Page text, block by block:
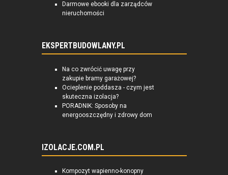
Darmowe ebooki dla zarządców
nieruchomości
EKSPERTBUDOWLANY.PL
Na co zwrócić uwagę przy
zakupie bramy garażowej?
Ocieplenie poddasza - czym jest
skuteczna izolacja?
PORADNIK: Sposoby na
energooszczędny i zdrowy dom
IZOLACJE.COM.PL
Kompozyt wapienno-konopny